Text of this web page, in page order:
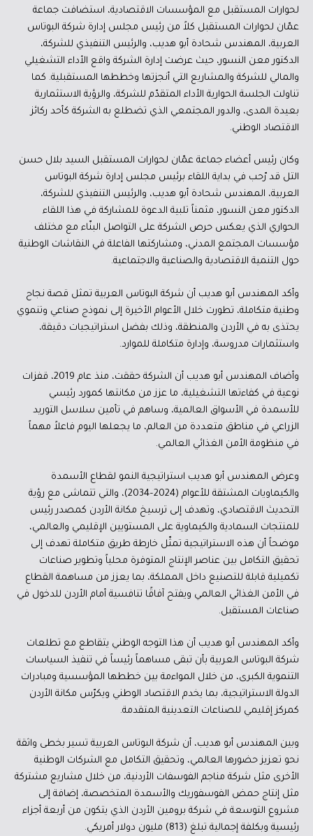
لحوارات المستقبل مع المؤسسات الاقتصادية، استضافت جماعة
عمّان لحوارات المستقبل كلاً من رئيس مجلس إدارة شركة البوتاس
العربية، المهندس شحادة أبو هديب، والرئيس التنفيذي للشركة،
الدكتور معن النسور، حيث عرضت إدارة الشركة واقع الأداء التشغيلي
والمالي للشركة والمشاريع التي أنجزتها وخططها المستقبلية. كما
تناولت الجلسة الحوارية الأداء المتقدّم للشركة، والرؤية الاستثمارية
بعيدة المدى، والدور المجتمعي الذي تضطلع به الشركة كأحد ركائز
الاقتصاد الوطني.
وكان رئيس أعضاء جماعة عمّان لحوارات المستقبل السيد بلال حسن
التل قد رّحب في بداية اللقاء برئيس مجلس إدارة شركة البوتاس
العربية، المهندس شحادة أبو هديب، والرئيس التنفيذي للشركة،
الدكتور معن النسور، مثمناً تلبية الدعوة للمشاركة في هذا اللقاء
الحواري الذي يعكس حرص الشركة على التواصل البنّاء مع مختلف
مؤسسات المجتمع المدني، ومشاركتها الفاعلة في النقاشات الوطنية
حول التنمية الاقتصادية والصناعية والاجتماعية.
وأكد المهندس أبو هديب أن شركة البوتاس العربية تمثل قصة نجاح
وطنية متكاملة، تطورت خلال الأعوام الأخيرة إلى نموذج صناعي وتنموي
يحتذى به في الأردن والمنطقة، وذلك بفضل استراتيجيات دقيقة،
واستثمارات مدروسة، وإدارة متكاملة للموارد.
وأضاف المهندس أبو هديب أن الشركة حققت، منذ عام 2019، قفزات
نوعية في كفاءتها التشغيلية، ما عزز من مكانتها كمورد رئيسي
للأسمدة في الأسواق العالمية، وساهم في تأمين سلاسل التوريد
الزراعي في مناطق متعددة من العالم، ما يجعلها اليوم فاعلاً مهماً
في منظومة الأمن الغذائي العالمي.
وعرض المهندس أبو هديب استراتيجية النمو لقطاع الأسمدة
والكيماويات المشتقة للأعوام (2024–2034)، والتي تتماشى مع رؤية
التحديث الاقتصادي، وتهدف إلى ترسيخ مكانة الأردن كمصدر رئيس
للمنتجات السمادية والكيماوية على المستويين الإقليمي والعالمي،
موضحاً أن هذه الاستراتيجية تمثّل خارطة طريق متكاملة تهدف إلى
تحقيق التكامل بين عناصر الإنتاج المتوفرة محلياً وتطوير صناعات
تكميلية قابلة للتصنيع داخل المملكة، بما يعزز من مساهمة القطاع
في الأمن الغذائي العالمي ويفتح آفاقًا تنافسية أمام الأردن للدخول في
صناعات المستقبل.
وأكد المهندس أبو هديب أن هذا التوجه الوطني يتقاطع مع تطلعات
شركة البوتاس العربية بأن تبقى مساهماً رئيساً في تنفيذ السياسات
التنموية الكبرى، من خلال المواءمة بين خططها المؤسسية ومبادرات
الدولة الاستراتيجية، بما يخدم الاقتصاد الوطني ويكرّس مكانة الأردن
كمركز إقليمي للصناعات التعدينية المتقدمة.
وبين المهندس أبو هديب، أن شركة البوتاس العربية تسير بخطى واثقة
نحو تعزيز حضورها العالمي، وتحقيق التكامل مع الشركات الوطنية
الأخرى مثل شركة مناجم الفوسفات الأردنية، من خلال مشاريع مشتركة
مثل إنتاج حمض الفوسفوريك والأسمدة المتخصصة، إضافة إلى
مشروع التوسعة في شركة برومين الأردن الذي يتكون من أربعة أجزاء
رئيسية وبكلفة إجمالية تبلغ (813) مليون دولار أمريكي.